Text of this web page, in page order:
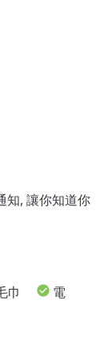
知, 讓你知道你
巾
電